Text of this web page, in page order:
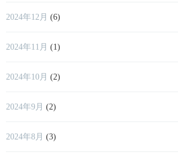
2024年12月 (6)
2024年11月 (1)
2024年10月 (2)
2024年9月 (2)
2024年8月 (3)